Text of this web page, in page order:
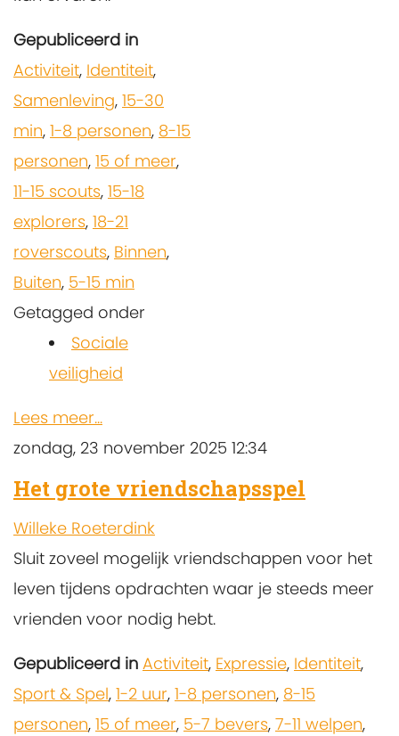
Gepubliceerd in
Activiteit, Identiteit,
Samenleving, 15-30
min, 1-8 personen, 8-15
personen, 15 of meer,
11-15 scouts, 15-18
explorers, 18-21
roverscouts, Binnen,
Buiten, 5-15 min
Getagged onder
Sociale
veiligheid
Lees meer...
zondag, 23 november 2025 12:34
Het grote vriendschapsspel
Willeke Roeterdink
Sluit zoveel mogelijk vriendschappen voor het
leven tijdens opdrachten waar je steeds meer
vrienden voor nodig hebt.
Gepubliceerd in Activiteit, Expressie, Identiteit,
Sport & Spel, 1-2 uur, 1-8 personen, 8-15
personen, 15 of meer, 5-7 bevers, 7-11 welpen,